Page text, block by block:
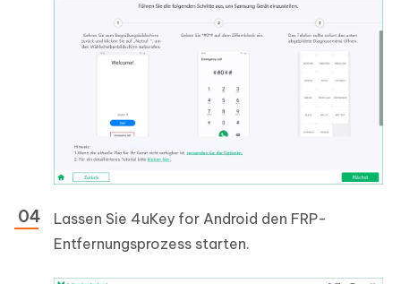
Lassen Sie 4uKey for Android den FRP-
Entfernungsprozess starten.